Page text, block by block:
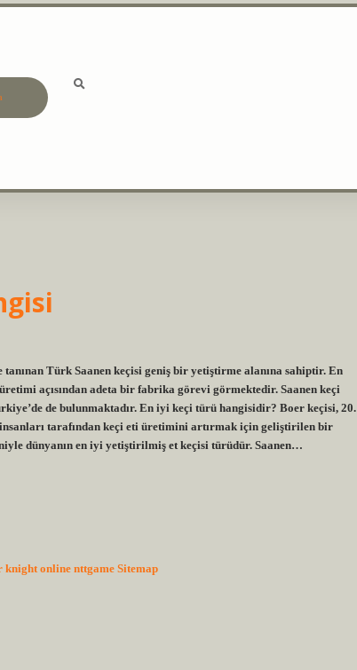
Türk Saanen keçisi geniş bir yetiştirme alanına sahiptir. En
açısından adeta bir fabrika görevi görmektedir. Saanen keçi
de bulunmaktadır. En iyi keçi türü hangisidir? Boer keçisi, 20.
tarafından keçi eti üretimini artırmak için geliştirilen bir
dünyanın en iyi yetiştirilmiş et keçisi türüdür. Saanen…
knight online nttgame Sitemap